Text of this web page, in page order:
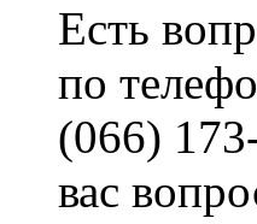
Есть
по
(066)
вас